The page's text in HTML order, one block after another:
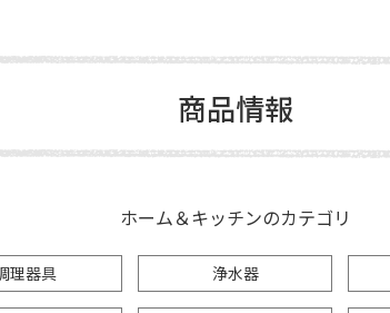
商品情報
ホーム＆キッチンのカテゴリ
理器具 浄水器